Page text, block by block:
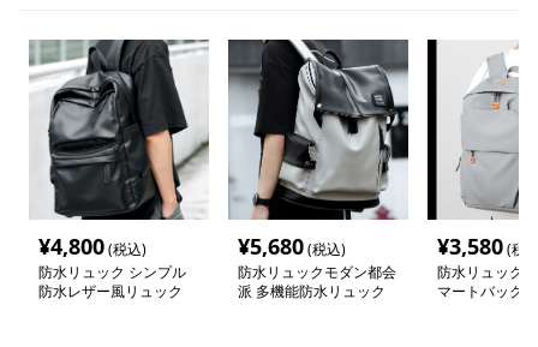
¥4,800(税込)
防水リュック シンプル
防水レザー風リュック
¥5,680(税込)
防水リュックモダン都会
派 多機能防水リュック
¥3,580(税
防水リュック
マートバック